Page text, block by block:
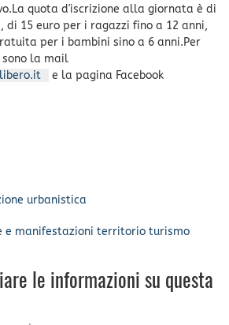
quota d'iscrizione alla giornata è di
di 15 euro per i ragazzi fino a 12 anni,
per i bambini sino a 6 anni.Per
sono la mail
e la pagina Facebook
urbanistica
e manifestazioni territorio turismo
le informazioni su questa